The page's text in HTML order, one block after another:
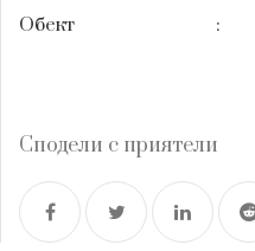
Обект
:
Сподели с приятели